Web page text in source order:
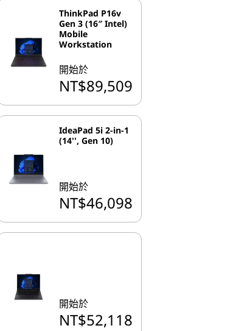
ThinkPad P16v
Gen 3 (16″ Intel)
Mobile
Workstation
開始於
NT$89,509
IdeaPad 5i 2-in-1
(14'', Gen 10)
開始於
NT$46,098
開始於
NT$52,118